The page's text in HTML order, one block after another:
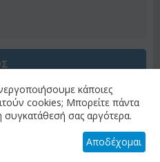
Έκπτωση 22%
κάποιες
cookies; Μπορείτε πάντα
συγκατάθεσή σας αργότερα.
Αποδέχομαι